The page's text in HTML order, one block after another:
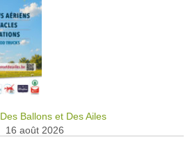
Ballons et Des Ailes
16 août 2026